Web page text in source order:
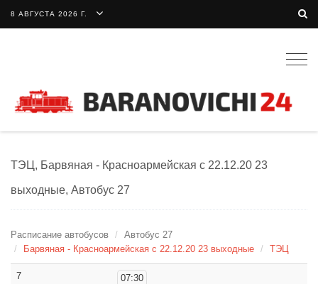
8 АВГУСТА 2026 Г.
ТЭЦ, Барвяная - Красноармейская с 22.12.20 23
выходные, Автобус 27
Расписание автобусов
Автобус 27
Барвяная - Красноармейская с 22.12.20 23 выходные
ТЭЦ
7 07:30